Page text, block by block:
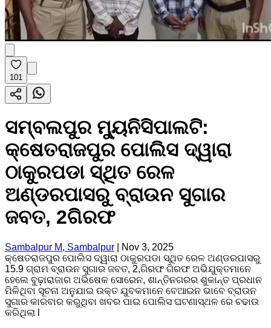
101
ସମ୍ବଲପୁର ମ୍ୟୁନିସିପାଲଟି:
କ୍ଷେତରାଜପୁର ପୋଲିସ ଦ୍ୱାରା
ଠାକୁରପଡା ସ୍ଥିତ ରେଳ
ଅଣ୍ଡରପାସରୁ ବ୍ରାଉନ ସୁଗାର
ଜବତ, 2ଗିରଫ
Sambalpur M, Sambalpur
Nov 3, 2025
କ୍ଷେତରାଜପୁର ପୋଲିସ ଦ୍ୱାରା ଠାକୁରପଡା ସ୍ଥିତ ରେଳ ଅଣ୍ଡରପାସରୁ
15.9 ଗ୍ରାମ ବ୍ରାଉନ ସୁଗାର ଜବତ, 2,ଗିରଫ ଗିରଫ ଅଭିଯୁକ୍ତମାନେ
ହେଲେ ବୁଢ଼ାରାଜାର ଅଭିଷେକ ସୋରେନ, ଶାନ୍ତିନଗରର ଶୁକାନ୍ତ ପ୍ରଧାନ
ମିଳିଥିବା ସୂଚନା ଅନୁଯାଇ ଉକ୍ତ ଯୁବକମାନେ ବେଆଇନ ଭାବେ ବ୍ରାଉନ
ସୁଗାର କାରବାର କରୁଥିବା ଖବର ପାଇ ପୋଲିସ ଘଟଣାସ୍ଥଳ ରେ ଚଢାଉ
କରିଥିଲା l